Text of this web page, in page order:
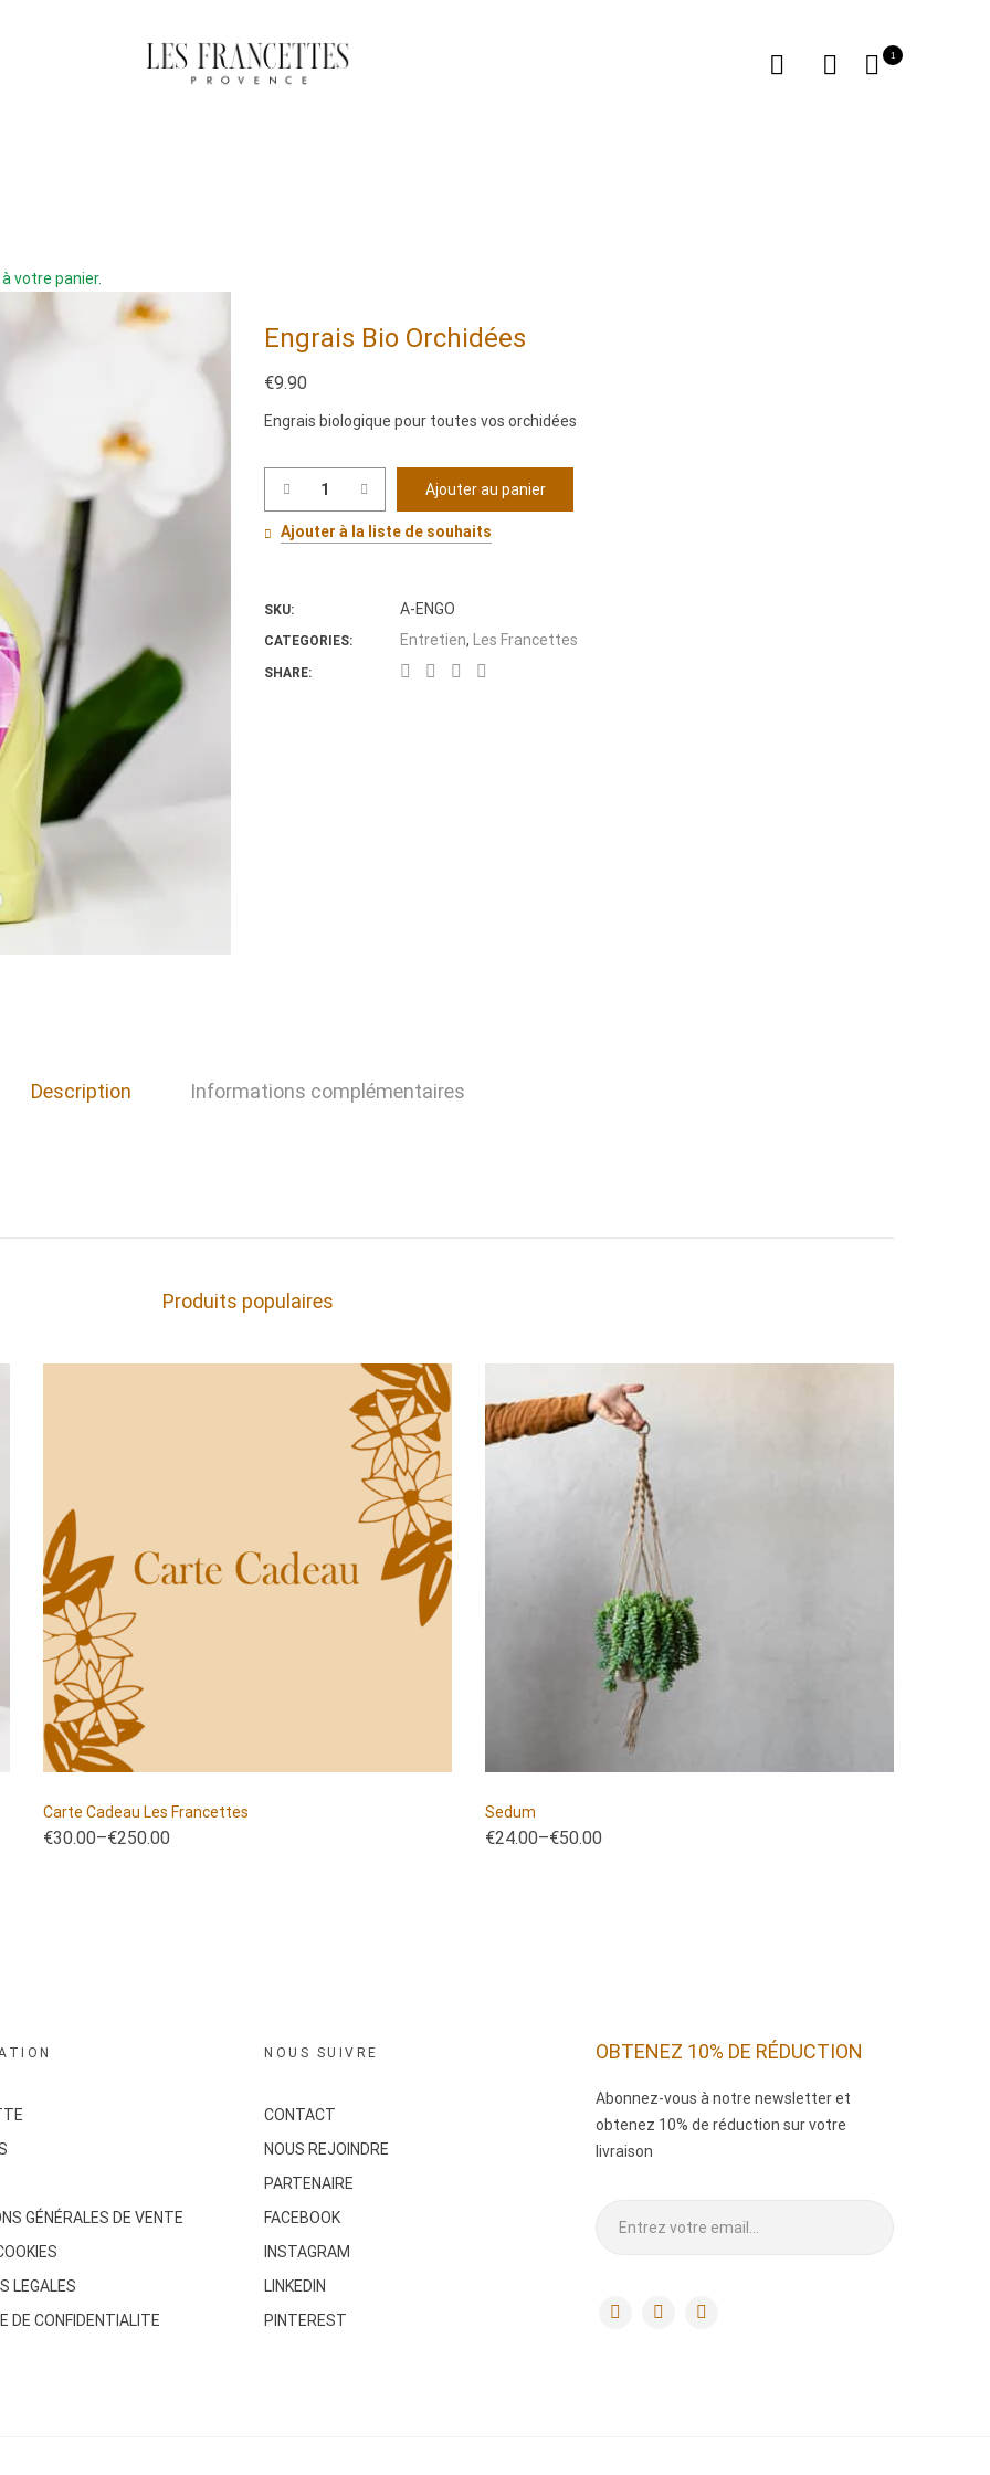
1
votre panier.
Engrais Bio Orchidées
€9.90
Engrais biologique pour toutes vos orchidées
quantité
de
Ajouter au panier
Ajouter à la liste de souhaits
SKU: A-ENGO
CATEGORIES: Entretien, Les Francettes
SHARE:
Description Informations complémentaires
Produits populaires
Carte Cadeau Les Francettes
€30.00–€250.00
Sedum
€24.00–€50.00
GÉNÉRALES DE VENTE
LEGALES
DE CONFIDENTIALITE
NOUS SUIVRE
CONTACT
NOUS REJOINDRE
PARTENAIRE
FACEBOOK
INSTAGRAM
LINKEDIN
PINTEREST
OBTENEZ 10% DE RÉDUCTION
Abonnez-vous à notre newsletter et
obtenez 10% de réduction sur votre
livraison